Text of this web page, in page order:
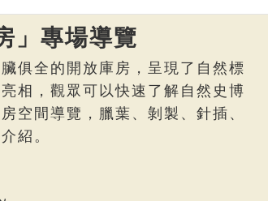
」專場導覽
俱全的開放庫房，呈現了自然標
相，觀眾可以快速了解自然史博
空間導覽，臘葉、剝製、針插、
紹。